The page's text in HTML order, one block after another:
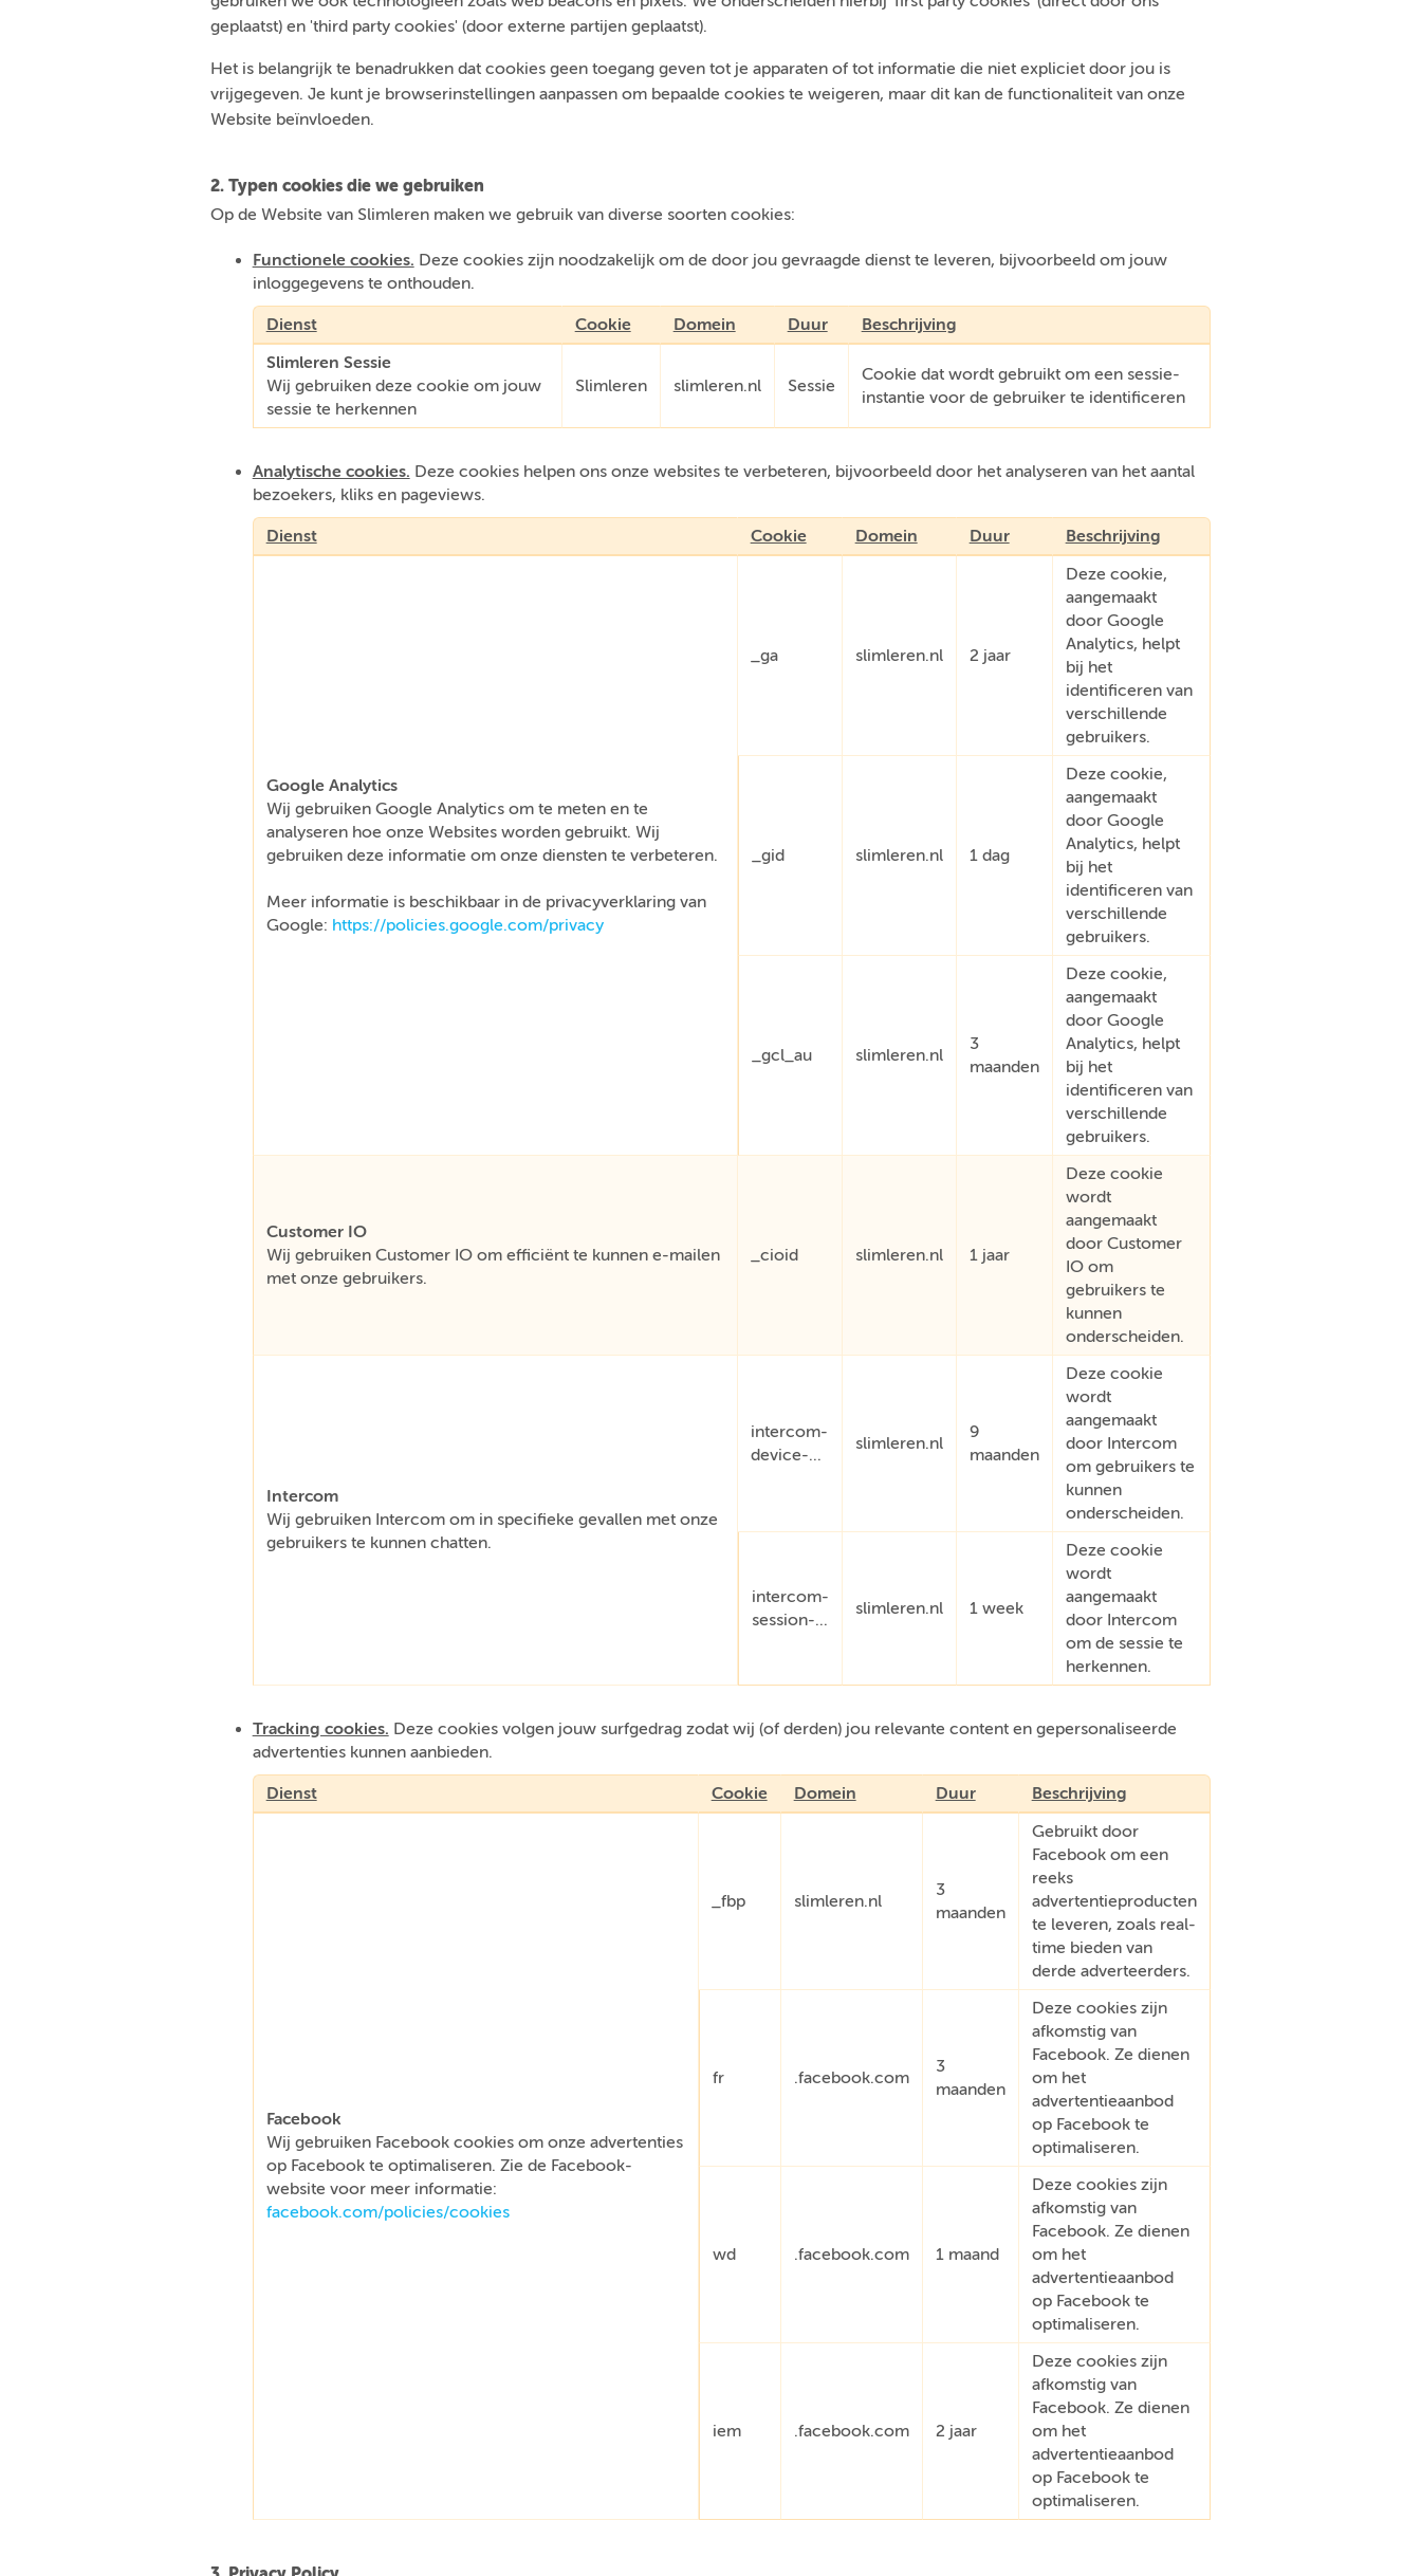
geplaatst) en 'third party cookies' (door externe partijen geplaatst).
Het is belangrijk te benadrukken dat cookies geen toegang geven tot je apparaten of tot informatie die niet expliciet door jou is
vrijgegeven. Je kunt je browserinstellingen aanpassen om bepaalde cookies te weigeren, maar dit kan de functionaliteit van onze
Website beïnvloeden.
2. Typen cookies die we gebruiken
Op de Website van Slimleren maken we gebruik van diverse soorten cookies:
Functionele cookies. Deze cookies zijn noodzakelijk om de door jou gevraagde dienst te leveren, bijvoorbeeld om jouw
inloggegevens te onthouden.
Dienst Cookie Domein Duur
Beschrijving
Slimleren Sessie
Wij gebruiken deze cookie om jouw
sessie te herkennen
Slimleren slimleren.nl Sessie
Cookie dat wordt gebruikt om een sessie-
instantie voor de gebruiker te identificeren
Analytische cookies. Deze cookies helpen ons onze websites te verbeteren, bijvoorbeeld door het analyseren van het aantal
bezoekers, kliks en pageviews.
Dienst Cookie Domein Duur Beschrijving
Google Analytics
Wij gebruiken Google Analytics om te meten en te
analyseren hoe onze Websites worden gebruikt. Wij
gebruiken deze informatie om onze diensten te verbeteren.
Meer informatie is beschikbaar in de privacyverklaring van
Google: https://policies.google.com/privacy
_ga slimleren.nl 2 jaar
Deze cookie,
aangemaakt
door Google
Analytics, helpt
bij het
identificeren van
verschillende
gebruikers.
_gid slimleren.nl 1 dag
Deze cookie,
aangemaakt
door Google
Analytics, helpt
bij het
identificeren van
verschillende
gebruikers.
_gcl_au slimleren.nl
3
maanden
Deze cookie,
aangemaakt
door Google
Analytics, helpt
bij het
identificeren van
verschillende
gebruikers.
Customer IO
Wij gebruiken Customer IO om efficiënt te kunnen e-mailen
met onze gebruikers.
_cioid slimleren.nl 1 jaar
Deze cookie
wordt
aangemaakt
door Customer
IO om
gebruikers te
kunnen
onderscheiden.
Intercom
Wij gebruiken Intercom om in specifieke gevallen met onze
gebruikers te kunnen chatten.
intercom-
device-...
slimleren.nl
9
maanden
Deze cookie
wordt
aangemaakt
door Intercom
om gebruikers te
kunnen
onderscheiden.
intercom-
session-...
slimleren.nl 1 week
Deze cookie
wordt
aangemaakt
door Intercom
om de sessie te
herkennen.
Tracking cookies. Deze cookies volgen jouw surfgedrag zodat wij (of derden) jou relevante content en gepersonaliseerde
advertenties kunnen aanbieden.
Dienst Cookie Domein Duur Beschrijving
Facebook
Wij gebruiken Facebook cookies om onze advertenties
op Facebook te optimaliseren. Zie de Facebook-
website voor meer informatie:
facebook.com/policies/cookies
_fbp slimleren.nl
3
maanden
Gebruikt door
Facebook om een
reeks
advertentieproducten
te leveren, zoals real-
time bieden van
derde adverteerders.
fr .facebook.com
3
maanden
Deze cookies zijn
afkomstig van
Facebook. Ze dienen
om het
advertentieaanbod
op Facebook te
optimaliseren.
wd .facebook.com 1 maand
Deze cookies zijn
afkomstig van
Facebook. Ze dienen
om het
advertentieaanbod
op Facebook te
optimaliseren.
iem .facebook.com 2 jaar
Deze cookies zijn
afkomstig van
Facebook. Ze dienen
om het
advertentieaanbod
op Facebook te
optimaliseren.